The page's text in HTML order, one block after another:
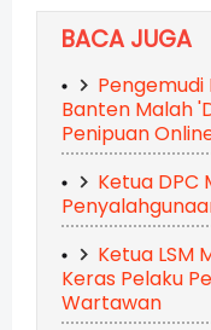
BACA JUGA
Pengemudi
Banten Malah
Penipuan
Ketua DPC
Ketua LSM
Keras Pelaku
Wartawan